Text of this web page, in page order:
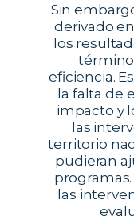
Sin
derivado
los
eficiencia.
la falta de
impacto y
las
territorio
pudieran
las